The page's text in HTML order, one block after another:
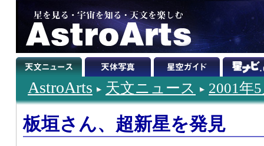
AstroArts 天文ニュース 2001年
板垣さん、超新星を発見